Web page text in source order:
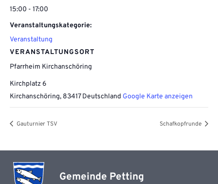
15:00 - 17:00
Veranstaltungskategorie:
Veranstaltung
VERANSTALTUNGSORT
Pfarrheim Kirchanschöring
Kirchplatz 6
Kirchanschöring, 83417 Deutschland Google Karte anzeigen
Gauturnier TSV Schafkopfrunde
Gemeinde Petting